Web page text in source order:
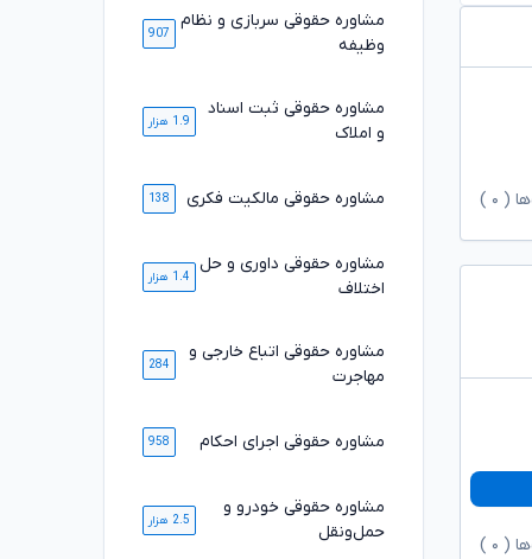
( ۰
( ۰
مشاوره حقوقی سربازی و نظام
وظیفه
907
مشاوره حقوقی ثبت اسناد
و املاک
1.9 هزار
مشاوره حقوقی مالکیت فکری 138
مشاوره حقوقی داوری و حل
اختلاف
1.4 هزار
مشاوره حقوقی اتباع خارجی و
مهاجرت
284
مشاوره حقوقی اجرای احکام 958
مشاوره حقوقی خودرو و
حمل‌ونقل
2.5 هزار